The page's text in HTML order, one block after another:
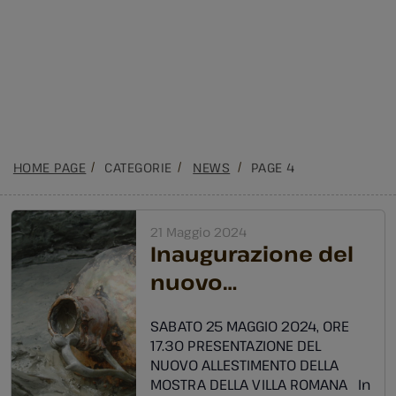
HOME PAGE CATEGORIE NEWS PAGE 4
21 Maggio 2024
Inaugurazione del
nuovo
mostra della villa
romana
SABATO 25 MAGGIO 2024, ORE
17.30 PRESENTAZIONE DEL
NUOVO ALLESTIMENTO DELLA
MOSTRA DELLA VILLA ROMANA In